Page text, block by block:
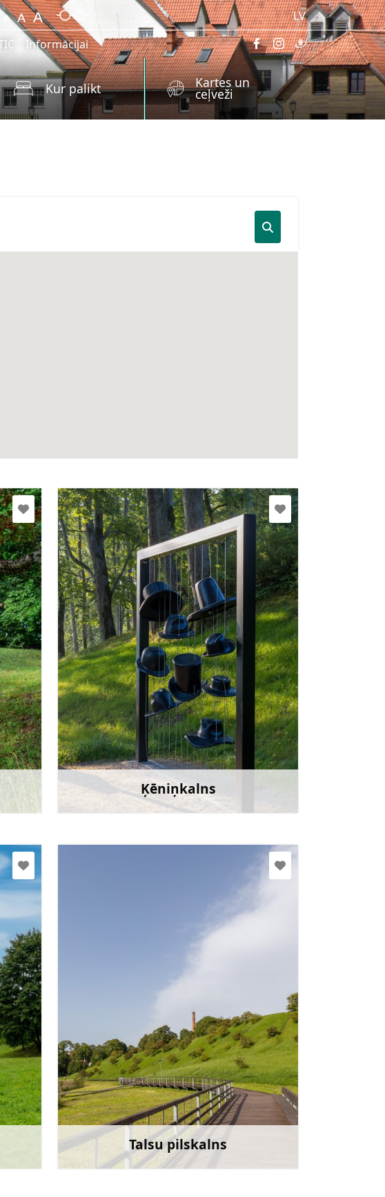
LV
Informācijai
Kur palikt Kartes un
ceļveži
Ķēniņkalns
Doties
Uzzināt vairāk
Talsu pilskalns
Doties